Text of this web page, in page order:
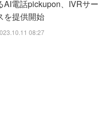
AI電話pickupon、IVRサ
を提供開始
08:27